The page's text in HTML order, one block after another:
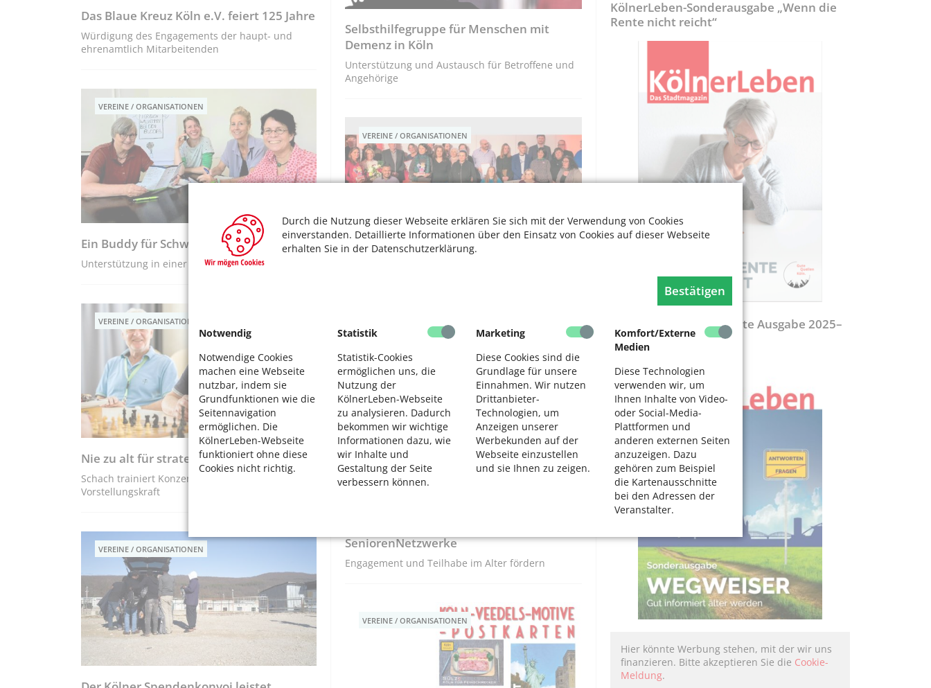
Durch die Nutzung dieser Webseite erklären Sie sich mit der Verwendung von Cookies
einverstanden. Detaillierte Informationen über den Einsatz von Cookies auf dieser Webseite
erhalten Sie in der Datenschutzerklärung.
Bestätigen
Notwendig
Notwendige Cookies
machen eine Webseite
nutzbar, indem sie
Grundfunktionen wie die
Seitennavigation
ermöglichen. Die
KölnerLeben-Webseite
funktioniert ohne diese
Cookies nicht richtig.
Statistik
Statistik-Cookies
ermöglichen uns, die
Nutzung der
KölnerLeben-Webseite
zu analysieren. Dadurch
bekommen wir wichtige
Informationen dazu, wie
wir Inhalte und
Gestaltung der Seite
verbessern können.
Marketing
Diese Cookies sind die
Grundlage für unsere
Einnahmen. Wir nutzen
Drittanbieter-
Technologien, um
Anzeigen unserer
Werbekunden auf der
Webseite einzustellen
und sie Ihnen zu zeigen.
Komfort/Externe
Medien
Diese Technologien
verwenden wir, um
Ihnen Inhalte von Video-
oder Social-Media-
Plattformen und
anderen externen Seiten
anzuzeigen. Dazu
gehören zum Beispiel
die Kartenausschnitte
bei den Adressen der
Veranstalter.
Das Blaue Kreuz Köln e.V. feiert 125 Jahre
Würdigung des Engagements der haupt- und
ehrenamtlich Mitarbeitenden
VEREINE / ORGANISATIONEN
Ein Buddy für Schwerstkranke
Unterstützung in einer schwierigen Lebensphase
VEREINE / ORGANISATIONEN
Nie zu alt für strategische Züge
Schach trainiert Konzentration, Kreativität und
Vorstellungskraft
VEREINE / ORGANISATIONEN
Selbsthilfegruppe für Menschen mit
Demenz in Köln
Unterstützung und Austausch für Betroffene und
Angehörige
VEREINE / ORGANISATIONEN
engagieren
SENIORENNETZWERKE
SeniorenNetzwerke
Engagement und Teilhabe im Alter fördern
VEREINE / ORGANISATIONEN
KölnerLeben-Sonderausgabe „Wenn die
Rente nicht reicht“
Wegweiser - Aktualisierte Ausgabe 2025–
2027
Hier könnte Werbung stehen, mit der wir uns
finanzieren. Bitte akzeptieren Sie die Cookie-
Meldung.